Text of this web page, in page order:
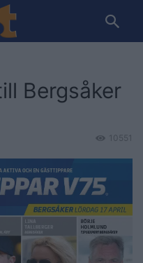
Bergsåker
10551